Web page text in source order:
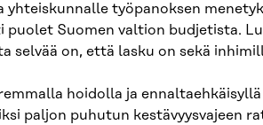
yhteiskunnalle työpanoksen
puolet Suomen valtion budjetista.
selvää on, että lasku on sekä
hoidolla ja
paljon puhutun kestävyysvajeen